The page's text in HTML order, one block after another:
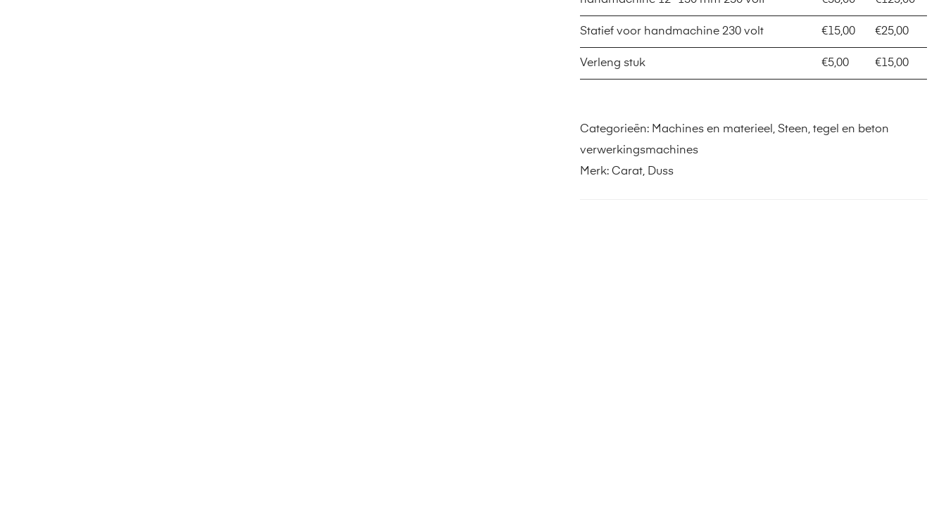
Statief voor handmachine 230 volt €15,00 €25,00
Verleng stuk €5,00 €15,00
Categorieën: Machines en materieel,Steen, tegel en beton
verwerkingsmachines
Merk:Carat, Duss